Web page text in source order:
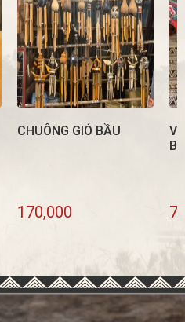
CHUÔNG GIÓ BẦU
170,000